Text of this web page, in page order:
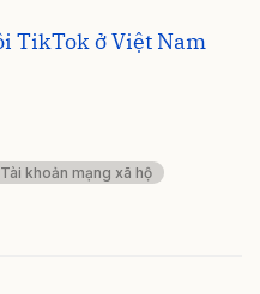
TikTok ở Việt Nam
Tài khoản mạng xã hộ